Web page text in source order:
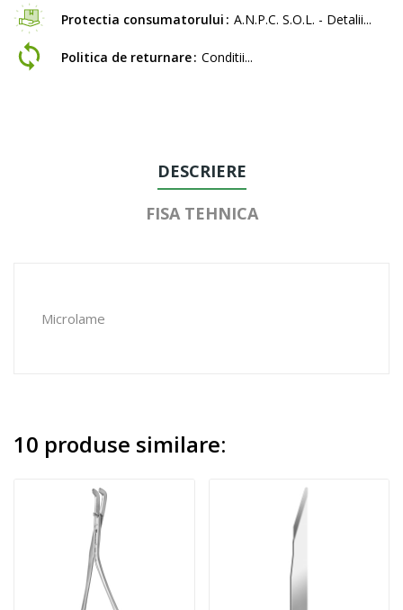
Protectia consumatorului A.N.P.C. S.O.L. - Detalii...
Politica de returnare Conditii...
DESCRIERE
FISA TEHNICA
Microlame
10 produse similare: